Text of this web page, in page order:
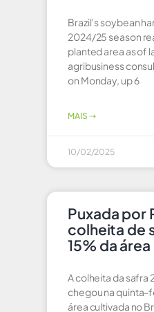
Brazil’s soybean
2024/25 season
planted area as of
agribusiness
on Monday, up 6
MAIS ⇢
10/02/2025
Puxada por
colheita de
15% da
A colheita da safra
chegou na quinta-
área cultivada no